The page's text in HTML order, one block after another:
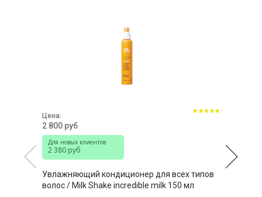
Цена:
2 800 руб
Для новых клиентов
2 380 руб
Увлажняющий кондиционер для всех типов
волос / Milk Shake incredible milk 150 мл